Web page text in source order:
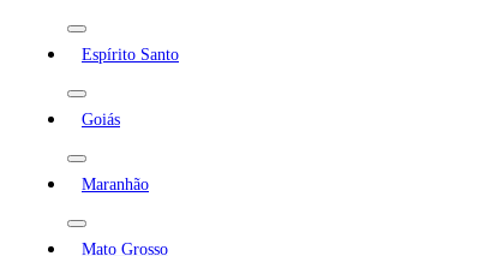
Espírito Santo
Goiás
Maranhão
Mato Grosso